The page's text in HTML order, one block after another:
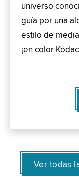
universo
guía por una
estilo de
¡en color
Ver todas